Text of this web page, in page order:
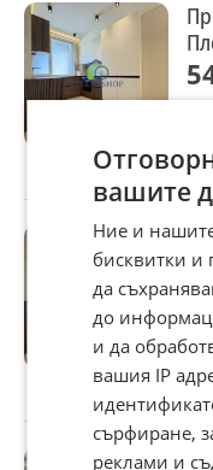
1
гр.
1
3
гр.
вашите
Ние и
бисквитки и
да
до
и да
вашия IP
сърфиране,
реклами и